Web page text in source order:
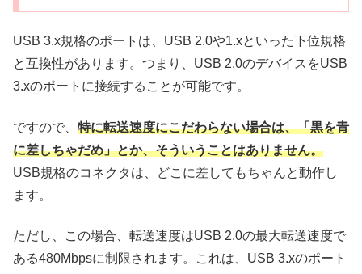
USB 3.x規格のポートは、USB 2.0や1.xといった下位規格
と互換性があります。つまり、USB 2.0のデバイスをUSB
3.xのポートに接続することが可能です。
ですので、 特に転送速度にこだわらない場合は、「黒を青
に差しちゃだめ」とか、そういうことはありません。
USB規格のコネクタは、どこに差してもちゃんと動作し
ます。
ただし、この場合、転送速度はUSB 2.0の最大転送速度で
ある480Mbpsに制限されます。これは、USB 3.xのポート